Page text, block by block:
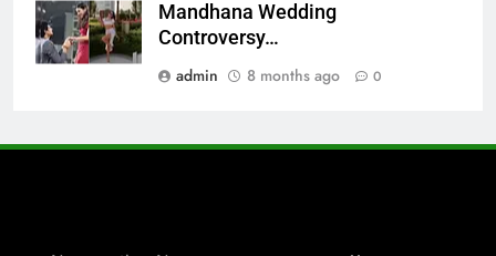
Mandhana Wedding
Controversy…
admin
8 months ago 0